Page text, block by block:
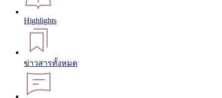
Highlights
ข่าวสารทั้งหมด